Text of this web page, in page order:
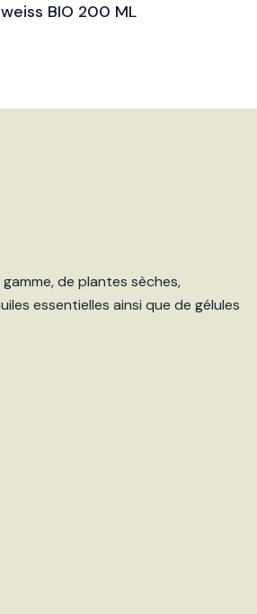
BIO 200 ML
de plantes sèches,
essentielles ainsi que de gélules